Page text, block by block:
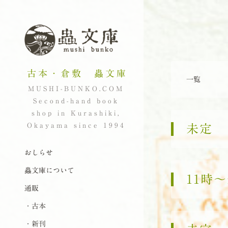
古本・倉敷 蟲文庫
MUSHI-BUNKO.COM
Second-hand book
shop in Kurashiki,
Okayama since 1994
ナビゲーション
コンテンツへスキップ
おしらせ
蟲文庫について
通販
・古本
・新刊
一覧
未定
11時